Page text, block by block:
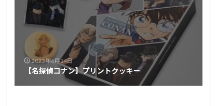
2023年6月14日
【名探偵コナン】プリントクッキー